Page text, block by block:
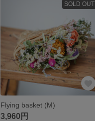
SOLD OUT
Flying basket (M)
3,960円